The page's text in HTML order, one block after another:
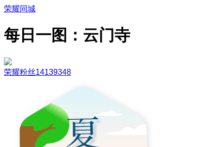
荣耀同城
每日一图：云门寺
荣耀粉丝14139348